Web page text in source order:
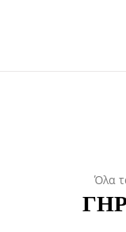
Όλα